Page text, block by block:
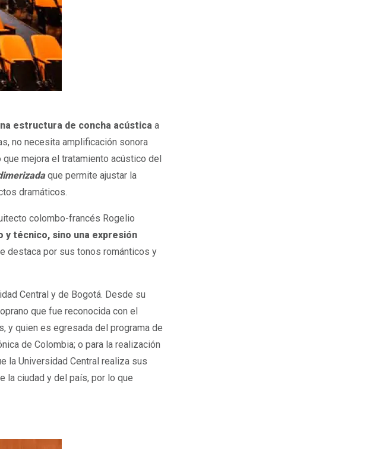
estructura de concha acústica a
no necesita amplificación sonora
que mejora el tratamiento acústico del
que permite ajustar la
dramáticos.
colombo-francés Rogelio
y técnico, sino una expresión
destaca por sus tonos románticos y
Central y de Bogotá. Desde su
que fue reconocida con el
y quien es egresada del programa de
de Colombia; o para la realización
la Universidad Central realiza sus
la ciudad y del país, por lo que